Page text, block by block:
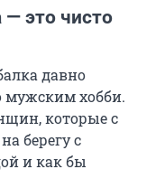
это чисто
давно
мужским хобби.
которые с
берегу с
и как бы